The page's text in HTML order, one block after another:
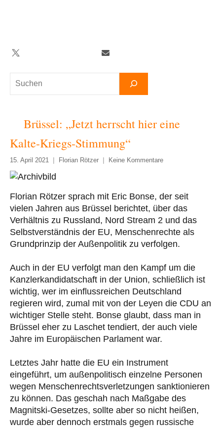
Suchen
Twitter TelegramNewsletter
Brüssel: „Jetzt herrscht hier eine
Kalte-Kriegs-Stimmung“
15. April 2021 Florian Rötzer Keine Kommentare
Florian Rötzer sprach mit Eric Bonse, der seit
vielen Jahren aus Brüssel berichtet, über das
Verhältnis zu Russland, Nord Stream 2 und das
Selbstverständnis der EU, Menschenrechte als
Grundprinzip der Außenpolitik zu verfolgen.
Auch in der EU verfolgt man den Kampf um die
Kanzlerkandidatschaft in der Union, schließlich ist
wichtig, wer im einflussreichen Deutschland
regieren wird, zumal mit von der Leyen die CDU an
wichtiger Stelle steht. Bonse glaubt, dass man in
Brüssel eher zu Laschet tendiert, der auch viele
Jahre im Europäischen Parlament war.
Letztes Jahr hatte die EU ein Instrument
eingeführt, um außenpolitisch einzelne Personen
wegen Menschenrechtsverletzungen sanktionieren
zu können. Das geschah nach Maßgabe des
Magnitski-Gesetzes, sollte aber so nicht heißen,
wurde aber dennoch erstmals gegen russische